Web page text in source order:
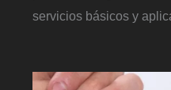
servicios básicos y